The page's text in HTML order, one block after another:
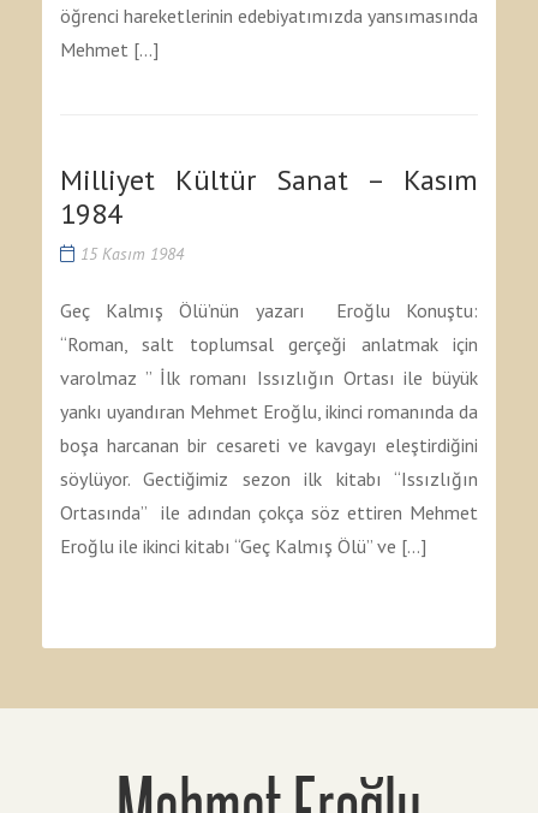
öğrenci hareketlerinin edebiyatımızda yansımasında
Mehmet […]
Milliyet Kültür Sanat – Kasım
1984
15 Kasım 1984
Geç Kalmış Ölü’nün yazarı Eroğlu Konuştu:
“Roman, salt toplumsal gerçeği anlatmak için
varolmaz ” İlk romanı Issızlığın Ortası ile büyük
yankı uyandıran Mehmet Eroğlu, ikinci romanında da
boşa harcanan bir cesareti ve kavgayı eleştirdiğini
söylüyor. Gectiğimiz sezon ilk kitabı “Issızlığın
Ortasında” ile adından çokça söz ettiren Mehmet
Eroğlu ile ikinci kitabı “Geç Kalmış Ölü” ve […]